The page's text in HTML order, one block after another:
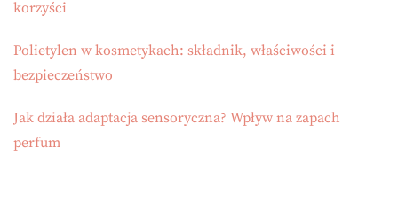
korzyści
Polietylen w kosmetykach: składnik, właściwości i
bezpieczeństwo
Jak działa adaptacja sensoryczna? Wpływ na zapach
perfum